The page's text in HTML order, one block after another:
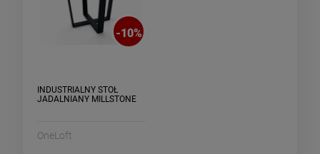
-10%
INDUSTRIALNY STÓŁ
JADALNIANY MILLSTONE
OneLoft